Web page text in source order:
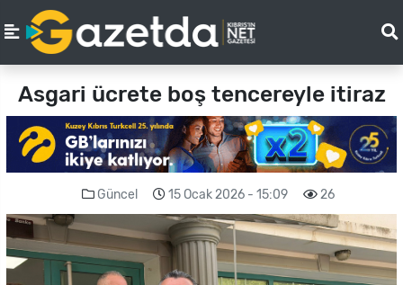
Asgari ücrete boş tencereyle itiraz
Güncel 15 Ocak 2026 - 15:09 26